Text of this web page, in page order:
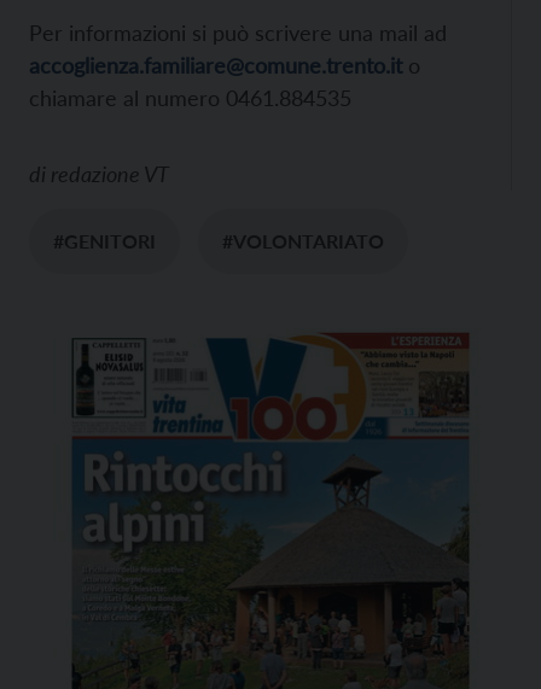
Per informazioni si può scrivere una mail ad
accoglienza.familiare@comune.trento.ito
chiamare al numero 0461.884535
di redazione VT
#GENITORI #VOLONTARIATO